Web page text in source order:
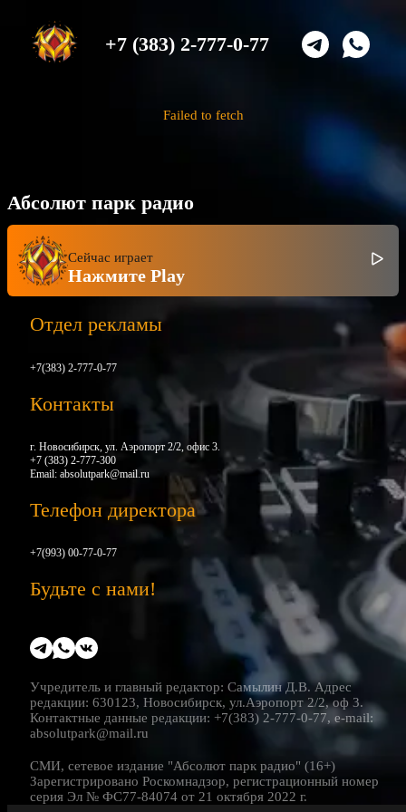
+7 (383) 2-777-0-77
Failed to fetch
Абсолют парк радио
Сейчас играет
Нажмите Play
Отдел рекламы
+7(383) 2-777-0-77
Контакты
г. Новосибирск, ул. Аэропорт 2/2, офис 3.
+7 (383) 2-777-300
Email: absolutpark@mail.ru
Телефон директора
+7(993) 00-77-0-77
Будьте с нами!
Учредитель и главный редактор: Самылин Д.В. Адрес
редакции: 630123, Новосибирск, ул.Аэропорт 2/2, оф 3.
Контактные данные редакции: +7(383) 2-777-0-77, e-mail:
absolutpark@mail.ru
СМИ, сетевое издание "Абсолют парк радио" (16+)
Зарегистрировано Роскомнадзор, регистрационный номер
серия Эл № ФС77-84074 от 21 октября 2022 г.